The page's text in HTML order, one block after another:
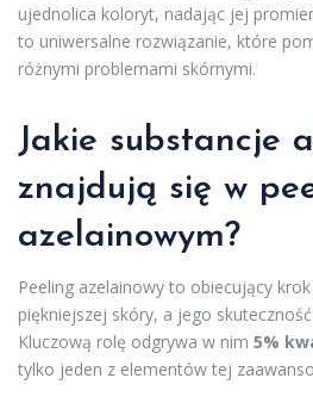
ujednolica koloryt, nadając jej
to uniwersalne rozwiązanie, które
różnymi problemami skórnymi.
Jakie substancje
znajdują się w
azelainowym?
Peeling azelainowy to obiecujący
piękniejszej skóry, a jego
Kluczową rolę odgrywa w nim 5%
tylko jeden z elementów tej